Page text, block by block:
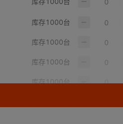
库存1000台
库存1000台
库存1000台
库存1000台